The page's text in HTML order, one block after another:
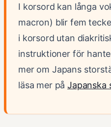
I korsord kan långa
macron) blir fem
i korsord utan
instruktioner för
mer om Japans
läsa mer påJapanska